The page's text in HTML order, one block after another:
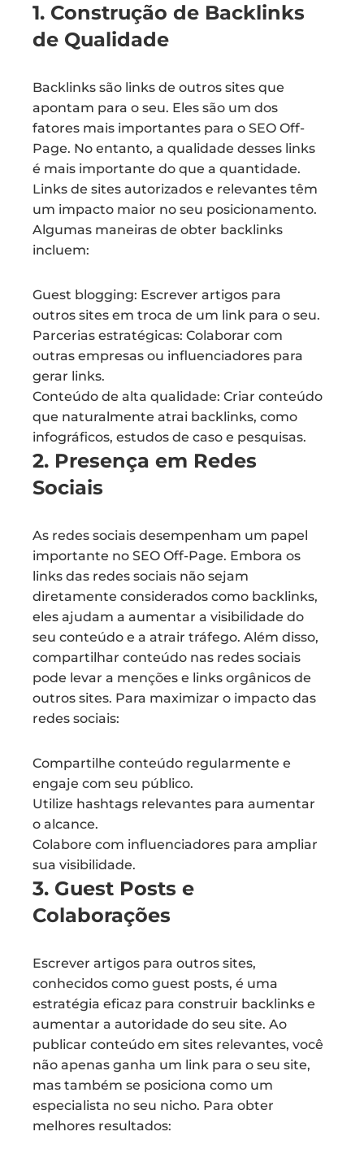
1. Construção de Backlinks
de Qualidade
Backlinks são links de outros sites que
apontam para o seu. Eles são um dos
fatores mais importantes para o SEO Off-
Page. No entanto, a qualidade desses links
é mais importante do que a quantidade.
Links de sites autorizados e relevantes têm
um impacto maior no seu posicionamento.
Algumas maneiras de obter backlinks
incluem:
Guest blogging: Escrever artigos para
outros sites em troca de um link para o seu.
Parcerias estratégicas: Colaborar com
outras empresas ou influenciadores para
gerar links.
Conteúdo de alta qualidade: Criar conteúdo
que naturalmente atrai backlinks, como
infográficos, estudos de caso e pesquisas.
2. Presença em Redes
Sociais
As redes sociais desempenham um papel
importante no SEO Off-Page. Embora os
links das redes sociais não sejam
diretamente considerados como backlinks,
eles ajudam a aumentar a visibilidade do
seu conteúdo e a atrair tráfego. Além disso,
compartilhar conteúdo nas redes sociais
pode levar a menções e links orgânicos de
outros sites. Para maximizar o impacto das
redes sociais:
Compartilhe conteúdo regularmente e
engaje com seu público.
Utilize hashtags relevantes para aumentar
o alcance.
Colabore com influenciadores para ampliar
sua visibilidade.
3. Guest Posts e
Colaborações
Escrever artigos para outros sites,
conhecidos como guest posts, é uma
estratégia eficaz para construir backlinks e
aumentar a autoridade do seu site. Ao
publicar conteúdo em sites relevantes, você
não apenas ganha um link para o seu site,
mas também se posiciona como um
especialista no seu nicho. Para obter
melhores resultados: